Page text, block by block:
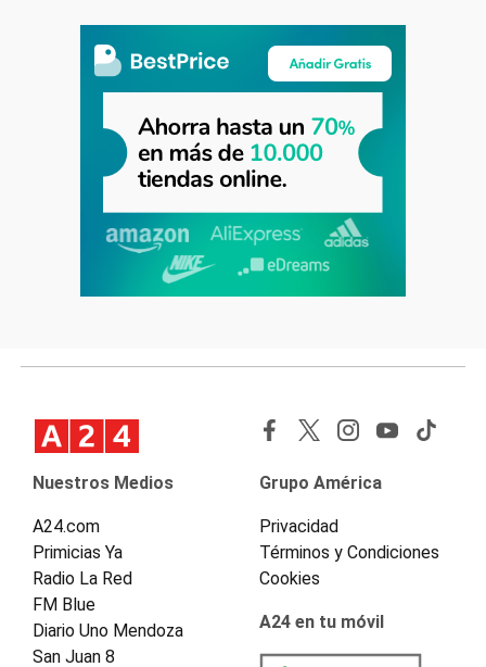
Nuestros Medios
A24.com
Primicias Ya
Radio La Red
FM Blue
Diario Uno Mendoza
San Juan 8
Grupo América
Privacidad
Términos y Condiciones
Cookies
A24 en tu móvil